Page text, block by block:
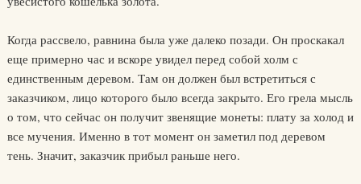
Когда рассвело, равнина была уже далеко позади. Он проскакал
еще примерно час и вскоре увидел перед собой холм с
единственным деревом. Там он должен был встретиться с
заказчиком, лицо которого было всегда закрыто. Его грела мысль
о том, что сейчас он получит звенящие монеты: плату за холод и
все мучения. Именно в тот момент он заметил под деревом
тень. Значит, заказчик прибыл раньше него.